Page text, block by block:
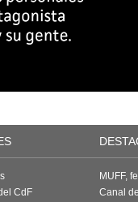
CdF
MUFF,
Canal